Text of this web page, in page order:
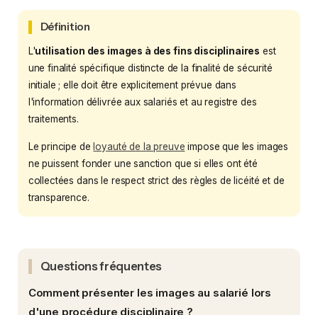
Définition
L'utilisation des images à des fins disciplinaires est
une finalité spécifique distincte de la finalité de sécurité
initiale ; elle doit être explicitement prévue dans
l'information délivrée aux salariés et au registre des
traitements.
Le principe deloyauté de la preuve impose que les images
ne puissent fonder une sanction que si elles ont été
collectées dans le respect strict des règles de licéité et de
transparence.
Questions fréquentes
Comment présenter les images au salarié lors
d'une procédure disciplinaire ?